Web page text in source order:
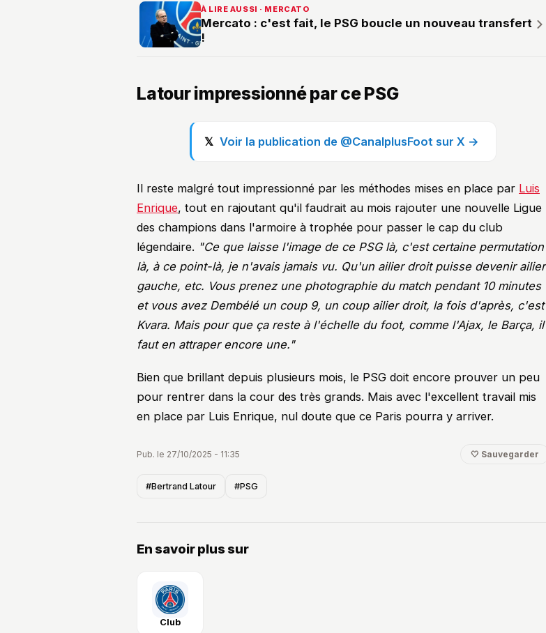
À LIRE AUSSI · MERCATO
Mercato : c'est fait, le PSG boucle un nouveau transfert
!
Latour impressionné par ce PSG
Voir la publication de @CanalplusFoot sur X →
Il reste malgré tout impressionné par les méthodes mises en place par Luis
Enrique, tout en rajoutant qu'il faudrait au mois rajouter une nouvelle Ligue
des champions dans l'armoire à trophée pour passer le cap du club
légendaire. "Ce que laisse l'image de ce PSG là, c'est certaine permutation
là, à ce point-là, je n'avais jamais vu. Qu'un ailier droit puisse devenir ailier
gauche, etc. Vous prenez une photographie du match pendant 10 minutes
et vous avez Dembélé un coup 9, un coup ailier droit, la fois d'après, c'est
Kvara. Mais pour que ça reste à l'échelle du foot, comme l'Ajax, le Barça, il
faut en attraper encore une."
Bien que brillant depuis plusieurs mois, le PSG doit encore prouver un peu
pour rentrer dans la cour des très grands. Mais avec l'excellent travail mis
en place par Luis Enrique, nul doute que ce Paris pourra y arriver.
Pub. le 27/10/2025 - 11:35 🤍 Sauvegarder
#Bertrand Latour #PSG
En savoir plus sur
Club